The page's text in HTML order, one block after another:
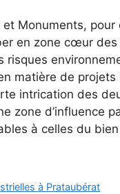
et Monuments,
en zone cœur
risques
matière de
intrication des
zone d’influence
à celles du bien
à Prataubérat